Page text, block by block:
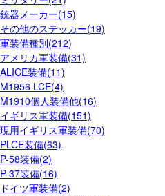
銃器メーカー(15)
その他のステッカー(19)
軍装備種別(212)
アメリカ軍装備(31)
ALICE装備(11)
M1956 LCE(4)
M1910個人装備他(16)
イギリス軍装備(151)
現用イギリス軍装備(70)
PLCE装備(63)
P-58装備(2)
P-37装備(16)
ドイツ軍装備(2)